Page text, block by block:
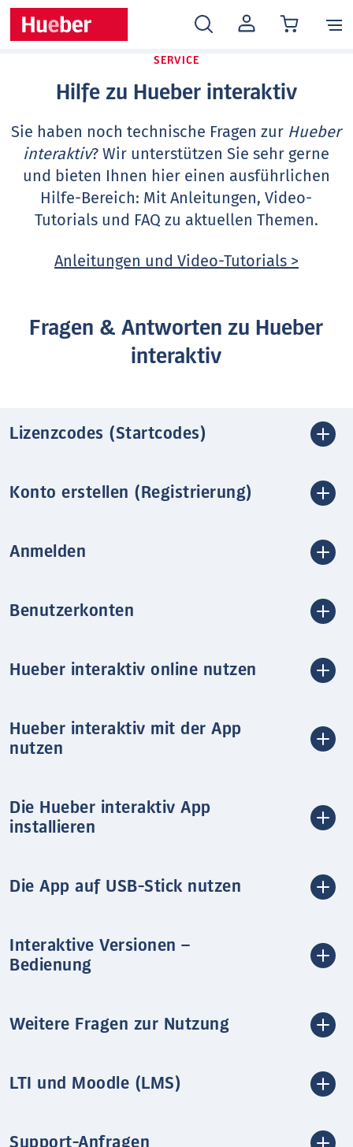
MEIN
KONTO
SERVICE
Hilfe zu Hueber interaktiv
Sie haben noch technische Fragen zur Hueber
interaktiv? Wir unterstützen Sie sehr gerne
und bieten Ihnen hier einen ausführlichen
Hilfe-Bereich: Mit Anleitungen, Video-
Tutorials und FAQ zu aktuellen Themen.
Anleitungen und Video-Tutorials >
Fragen & Antworten zu Hueber
interaktiv
Lizenzcodes (Startcodes)
Konto erstellen (Registrierung)
Anmelden
Benutzerkonten
Hueber interaktiv online nutzen
Hueber interaktiv mit der App
nutzen
Die Hueber interaktiv App
installieren
Die App auf USB-Stick nutzen
Interaktive Versionen –
Bedienung
Weitere Fragen zur Nutzung
LTI und Moodle (LMS)
Support-Anfragen